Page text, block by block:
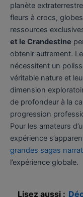
planète
fleurs à crocs,
ressources
et le Crandestine
obtenir autrement.
nécessitent un
véritable nature et
dimension
de profondeur à la
progression
Pour les amateurs
expérience
grandes sagas
l’expérience globale.
Lisez aussi :